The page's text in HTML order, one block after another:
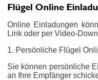
Flügel Online
Online Einladungen
Link oder per Video-
1. Persönliche Flügel
Sie können persönliche
an Ihre Empfänger